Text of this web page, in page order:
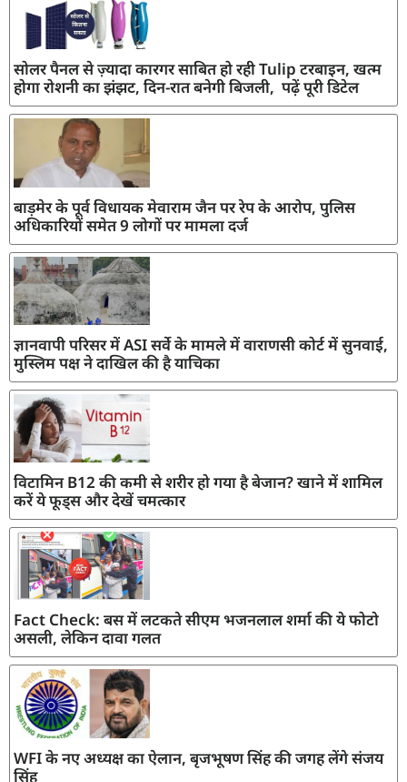
सोलर पैनल से ज़्यादा कारगर साबित हो रही Tulip टरबाइन, खत्म
होगा रोशनी का झंझट, दिन-रात बनेगी बिजली, पढ़ें पूरी डिटेल
बाड़मेर के पूर्व विधायक मेवाराम जैन पर रेप के आरोप, पुलिस
अधिकारियों समेत 9 लोगों पर मामला दर्ज
ज्ञानवापी परिसर में ASI सर्वे के मामले में वाराणसी कोर्ट में सुनवाई,
मुस्लिम पक्ष ने दाखिल की है याचिका
विटामिन B12 की कमी से शरीर हो गया है बेजान? खाने में शामिल
करें ये फूड्स और देखें चमत्कार
Fact Check: बस में लटकते सीएम भजनलाल शर्मा की ये फोटो
असली, लेकिन दावा गलत
WFI के नए अध्यक्ष का ऐलान, बृजभूषण सिंह की जगह लेंगे संजय
सिंह